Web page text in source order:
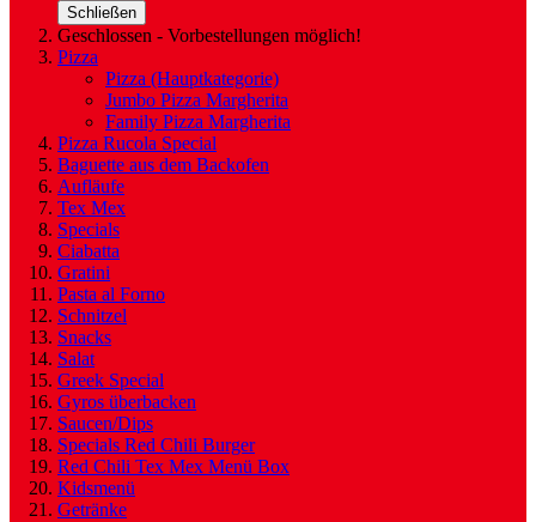
Schließen
Geschlossen - Vorbestellungen möglich!
Pizza
Pizza (Hauptkategorie)
Jumbo Pizza Margherita
Family Pizza Margherita
Pizza Rucola Special
Baguette aus dem Backofen
Aufläufe
Tex Mex
Specials
Ciabatta
Gratini
Pasta al Forno
Schnitzel
Snacks
Salat
Greek Special
Gyros überbacken
Saucen/Dips
Specials Red Chili Burger
Red Chili Tex Mex Menü Box
Kidsmenü
Getränke